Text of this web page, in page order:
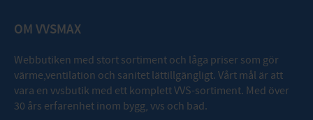
OM VVSMAX
Webbutiken med stort sortiment och låga priser som gör
värme,ventilation och sanitet lättillgängligt. Vårt mål är att
vara en vvsbutik med ett komplett VVS-sortiment. Med över
30 års erfarenhet inom bygg, vvs och bad.